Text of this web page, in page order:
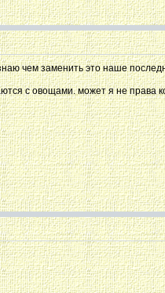
чем заменить это наше
с овощами. может я не права